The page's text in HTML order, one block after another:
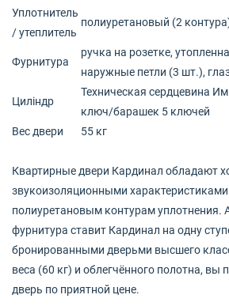
Уплотнитель
/ утеплитель
полиуретановый (2
Фурнитура
ручка на розетке,
наружные петли (3 шт.),
Циліндр
Техническая сердцевина
ключ/барашек 5 ключей
Вес двери
55 кг
Квартирные двери Кардинал обладают
звукоизоляционными
полиуретановым контурам уплотнения.
фурнитура ставит Кардинал на одну
бронированными дверьми высшего
веса (60 кг) и облегчённого полотна, вы
дверь по приятной цене.